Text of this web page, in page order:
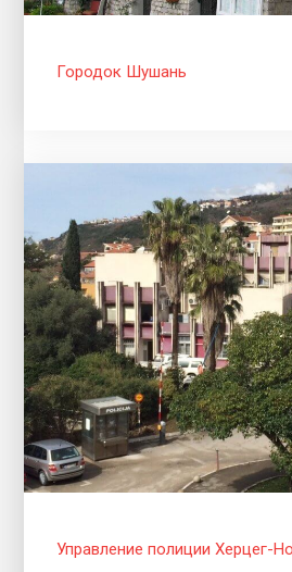
Городок Шушань
Управление полиции Херцег-